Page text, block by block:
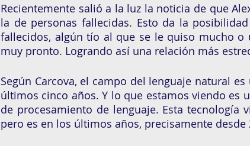
Recientemente salió a la luz la noticia de que
la de personas fallecidas. Esto da la
fallecidos, algún tío al que se le quiso mucho
muy pronto. Logrando así una relación más
Según Carcova, el campo del lenguaje natural
últimos cinco años. Y lo que estamos viendo es
de procesamiento de lenguaje. Esta tecnología
pero es en los últimos años, precisamente